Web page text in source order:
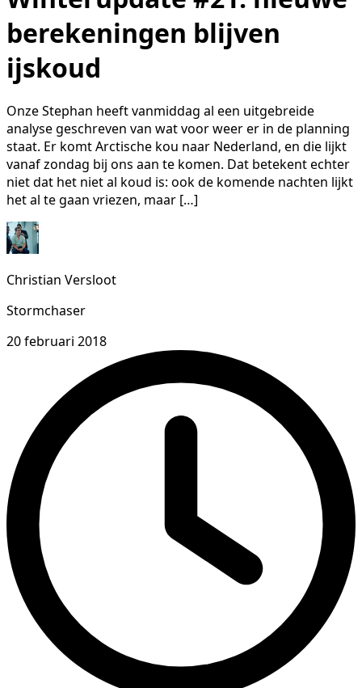
berekeningen blijven
ijskoud
Onze Stephan heeft vanmiddag al een uitgebreide
analyse geschreven van wat voor weer er in de planning
staat. Er komt Arctische kou naar Nederland, en die lijkt
vanaf zondag bij ons aan te komen. Dat betekent echter
niet dat het niet al koud is: ook de komende nachten lijkt
het al te gaan vriezen, maar […]
Christian Versloot
Stormchaser
20 februari 2018